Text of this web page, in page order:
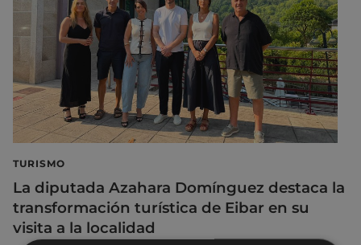
TURISMO
La diputada Azahara Domínguez destaca la
transformación turística de Eibar en su
visita a la localidad